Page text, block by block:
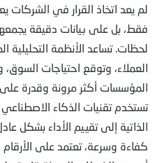
لم يعد اتخاذ القرار في الشركات
فقط، بل على بيانات دقيقة
لحظات. تساعد الأنظمة
العملاء، وتوقع احتياجات
المؤسسات أكثر مرونة وقدرة
تستخدم تقنيات الذكاء
الذاتية إلى تقييم الأداء بشكل
كفاءة وسرعة، تعتمد على الأرقام